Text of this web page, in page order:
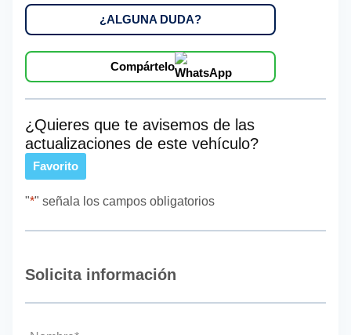
TSI
110KW
(150CV)
cantidad
¿ALGUNA DUDA?
Compártelo
¿Quieres que te avisemos de las
actualizaciones de este vehículo?
Favorito
"*" señala los campos obligatorios
Solicita información